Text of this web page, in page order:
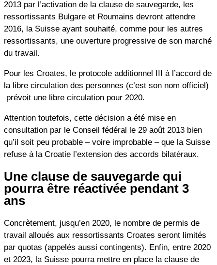
2013 par l’activation de la clause de sauvegarde, les
ressortissants Bulgare et Roumains devront attendre
2016, la Suisse ayant souhaité, comme pour les autres
ressortissants, une ouverture progressive de son marché
du travail.
Pour les Croates, le protocole additionnel III à l’accord de
la libre circulation des personnes (c’est son nom officiel)
prévoit une libre circulation pour 2020.
Attention toutefois, cette décision a été mise en
consultation par le Conseil fédéral le 29 août 2013 bien
qu’il soit peu probable – voire improbable – que la Suisse
refuse à la Croatie l’extension des accords bilatéraux.
Une clause de sauvegarde qui
pourra être réactivée pendant 3
ans
Concrètement, jusqu’en 2020, le nombre de permis de
travail alloués aux ressortissants Croates seront limités
par quotas (appelés aussi contingents). Enfin, entre 2020
et 2023, la Suisse pourra mettre en place la clause de